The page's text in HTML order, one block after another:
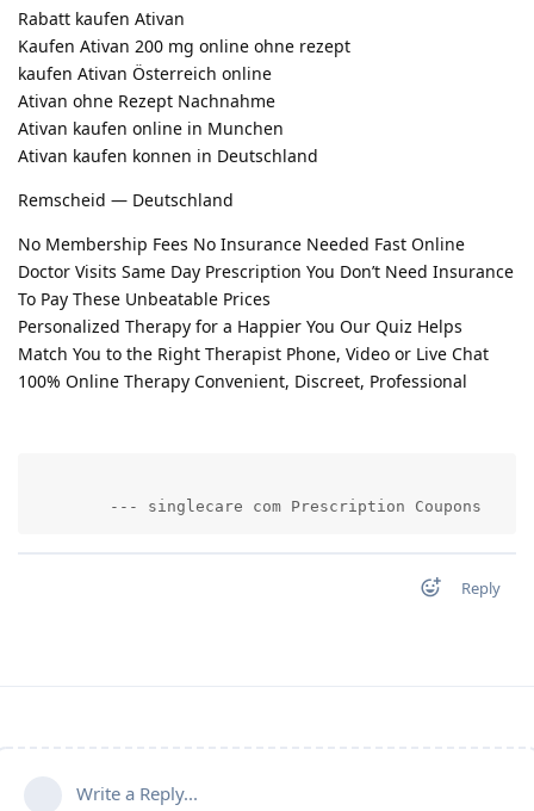
Rabatt kaufen Ativan
Kaufen Ativan 200 mg online ohne rezept
kaufen Ativan Österreich online
Ativan ohne Rezept Nachnahme
Ativan kaufen online in Munchen
Ativan kaufen konnen in Deutschland
Remscheid — Deutschland
No Membership Fees No Insurance Needed Fast Online
Doctor Visits Same Day Prescription You Don’t Need Insurance
To Pay These Unbeatable Prices
Personalized Therapy for a Happier You Our Quiz Helps
Match You to the Right Therapist Phone, Video or Live Chat
100% Online Therapy Convenient, Discreet, Professional
--- singlecare com Prescription
Reply
Write a Reply...